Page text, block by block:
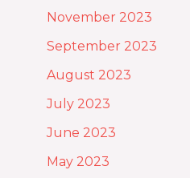
November 2023
September 2023
August 2023
July 2023
June 2023
May 2023